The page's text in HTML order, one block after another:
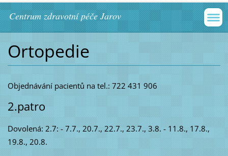
Centrum zdravotní péče Jarov
Ortopedie
Objednávání pacientů na tel.: 722 431 906
2.patro
Dovolená: 2.7: - 7.7., 20.7., 22.7., 23.7., 3.8. - 11.8., 17.8.,
19.8., 20.8.